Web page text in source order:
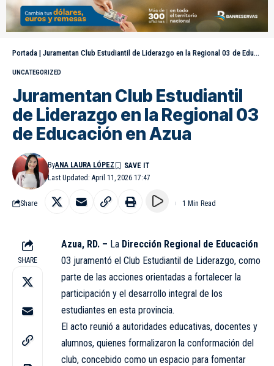
Portada | Juramentan Club Estudiantil de Liderazgo en la Regional 03 de Educación en Azua
UNCATEGORIZED
Juramentan Club Estudiantil
de Liderazgo en la Regional 03
de Educación en Azua
Last Updated: April 11, 2026 17:47
ByANA LAURA LÓPEZ
Share 1 Min Read
SHARE
Azua, RD. – La Dirección Regional de Educación
03 juramentó el Club Estudiantil de Liderazgo, como
parte de las acciones orientadas a fortalecer la
participación y el desarrollo integral de los
estudiantes en esta provincia.
El acto reunió a autoridades educativas, docentes y
alumnos, quienes formalizaron la conformación del
club, concebido como un espacio para fomentar